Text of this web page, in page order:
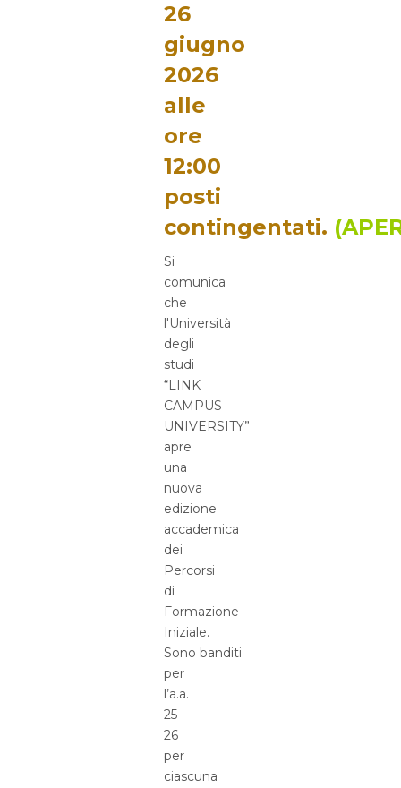
26
giugno
2026
alle
ore
12:00
posti
contingentati.
Si
comunica
che
l'Università
degli
studi
“LINK
CAMPUS
UNIVERSITY”
apre
una
nuova
edizione
accademica
dei
Percorsi
di
Formazione
Iniziale.
Sono banditi
per
l’a.a.
25-
26
per
ciascuna